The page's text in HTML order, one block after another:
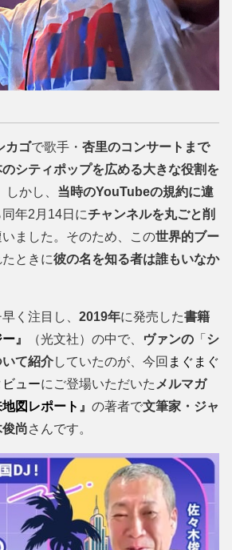
カゴで歌手・ 杏里のコンサートまで
シティポップを広める大きな役割を
しかし、 当時のYouTubeの規約に違
年2月14日にチャンネルを丸ごと削
ました。そのため、この世界的ブー
ときに彼の名を知る者は誰もいなか
く注目し、 2019年に発売した書籍
ー 』 （光文社）の中で、 ヴァンの 「 シ
いて紹介していたのが、今回 まぐまぐ
ューにご登場いただいた メルマガ
図レポート 』 の著者で文筆家・ジャ
尚さんです。